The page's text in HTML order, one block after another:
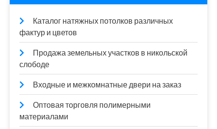
Каталог натяжных потолков различных
фактур и цветов
Продажа земельных участков в никольской
слободе
Входные и межкомнатные двери на заказ
Оптовая торговля полимерными
материалами